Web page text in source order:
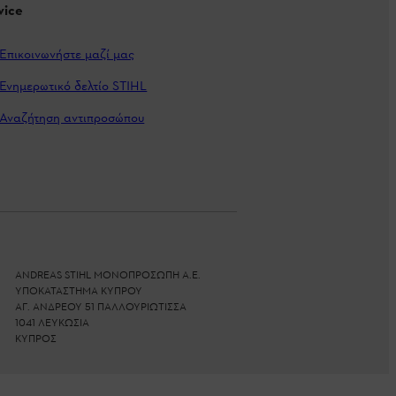
Επικοινωνήστε μαζί μας
Ενημερωτικό δελτίο STIHL
Αναζήτηση αντιπροσώπου
ANDREAS STIHL ΜΟΝΟΠΡΟΣΩΠΗ Α.Ε.
ΥΠΟΚΑΤΑΣΤΗΜΑ ΚΥΠΡΟΥ
ΑΓ. ΑΝΔΡΕΟΥ 51 ΠΑΛΛΟΥΡΙΩΤΙΣΣΑ
1041 ΛΕΥΚΩΣΙΑ
ΚΥΠΡΟΣ